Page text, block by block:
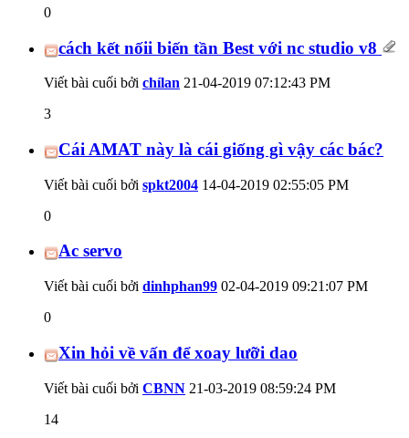
0
cách kết nốii biến tần Best với nc studio v8
Viết bài cuối bởi chílan 21-04-2019 07:12:43 PM
3
Cái AMAT này là cái giống gì vậy các bác?
Viết bài cuối bởi spkt2004 14-04-2019 02:55:05 PM
0
Ac servo
Viết bài cuối bởi dinhphan99 02-04-2019 09:21:07 PM
0
Xin hỏi về vấn để xoay lưỡi dao
Viết bài cuối bởi CBNN 21-03-2019 08:59:24 PM
14